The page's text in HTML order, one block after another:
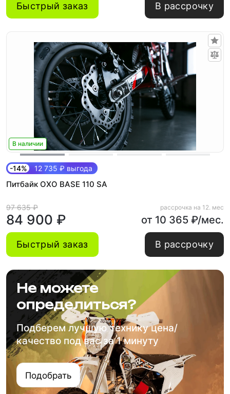
Быстрый заказ В рассрочку
В наличии
-14% 12 735 ₽ выгода
Питбайк OXO BASE 110 SA
97 635 ₽
84 900 ₽
рассрочка на 12. мес
от 10 365 ₽/мес.
Быстрый заказ В рассрочку
Не можете
определиться?
Подберем лучшую технику цена/
качество под вас за 1 минуту
Подобрать